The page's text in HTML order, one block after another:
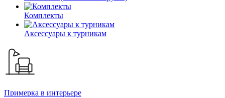
Комплекты
Аксессуары к турникам
Примерка в интерьере